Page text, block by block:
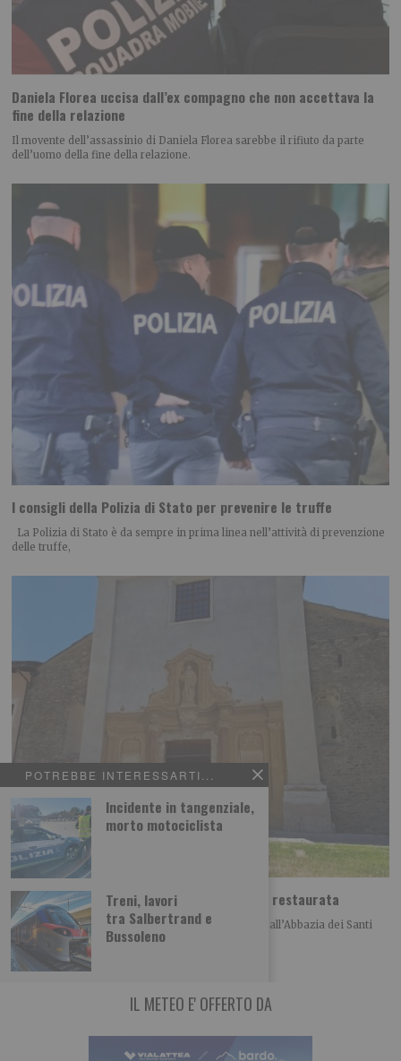
POTREBBE INTERESSARTI...
Incidente in tangenziale,
morto motociclista
Treni, lavori
tra Salbertrand e
Bussoleno
Daniela Florea uccisa dall’ex compagno che non accettava la
fine della relazione
Il movente dell’assassinio di Daniela Florea sarebbe il rifiuto da parte
dell’uomo della fine della relazione.
I consigli della Polizia di Stato per prevenire le truffe
La Polizia di Stato è da sempre in prima linea nell’attività di prevenzione
delle truffe,
Abbazia di Novalesa, nuova scala e facciata restaurata
Nell’anno del 1300° anniversario della fondazione, all’Abbazia dei Santi
Pietro e Andrea di Novalesa sono stati
IL METEO E' OFFERTO DA